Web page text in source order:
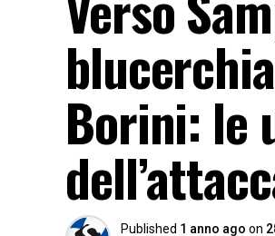
Borini: le
Published 1 anno ago on